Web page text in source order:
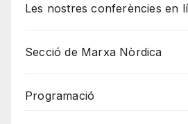
Les nostres conferències en
Secció de Marxa Nòrdica
Programació